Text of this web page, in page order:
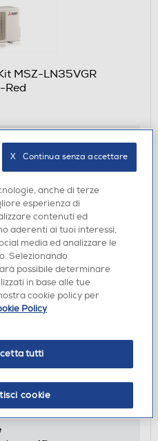
Red
verifica
9000 WI-FI
anche di terze
esperienza di
contenuti ed
aderenti ai tuoi interessi,
media ed analizzare le
Selezionando
possibile determinare
in base alle tue
cookie policy per
Policy
tutti
cookie
X   Continua senza accettare